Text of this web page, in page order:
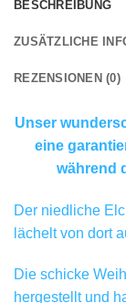
BESCHREIBUNG
ZUSÄTZLICHE
REZENSIONEN (0)
Unser
eine
während
Der niedliche
lächelt von dort
Die schicke
hergestellt und